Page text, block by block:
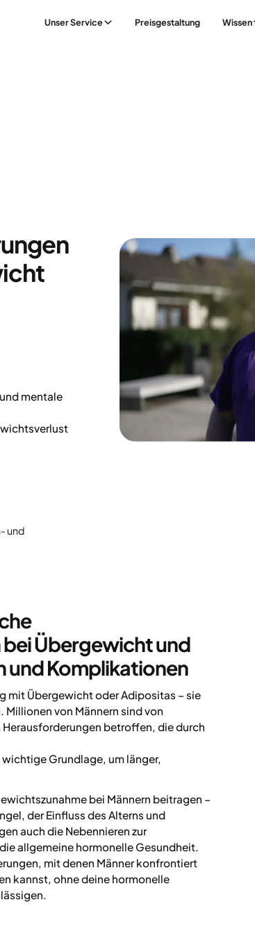
Unser Service Preisgestaltung Wissen
mentale
und
Übergewicht und
und Komplikationen
mit Übergewicht oder Adipositas – sie
von Männern sind von
betroffen, die durch
Grundlage, um länger,
bei Männern beitragen –
der Einfluss des Alterns und
auch die Nebennieren zur
allgemeine hormonelle Gesundheit.
mit denen Männer konfrontiert
kannst, ohne deine hormonelle